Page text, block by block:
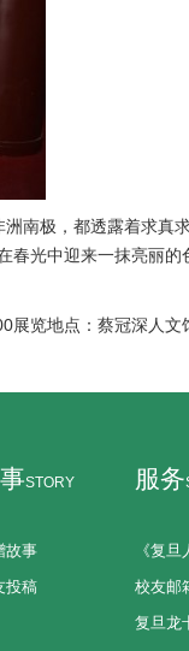
南极，都透露着求真
光中迎来一抹亮丽的
展览地点：蔡冠深人文
STORY
故事
投稿
服务
《复旦
校友邮
复旦龙